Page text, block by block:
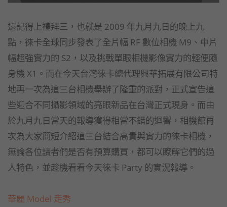
還記得上禮拜三，也就是 2009 年九月九日的晚上九
點，徠卡全球同步發表了全片幅 RF 數位相機 M9、中片
幅超強實力的 S2，以及挑戰單眼相機影像實力的輕便隨
身機 X1。而在今天台灣徠卡總代理興華拓展有限公司特
地再一次為這三台相機舉辦了隆重的派對，正式宣告這
些迎合不同攝影領域的亮眼新品在台灣正式現身。而由
於九月九日當天的報導獲得相當不錯的迴響，相機館再
次為大家簡短介紹這三台結合高貴與實力的徠卡相機，
無論各位讀者們是否有預算購買，都可以瞭解它們的過
人特色，並趁機看看今天徠卡 Party 的實況報導。
華麗 Model 走秀